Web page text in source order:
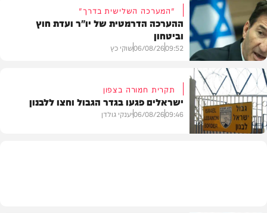
תוכן שיווקי
חדשות
"המערכה השלישית בדרך"
ההערכה הדרמטית של יו"ר ועדת חוץ
וביטחון
09:52
06/08/26שוקי כץ
תקרית חמורה בצפון
ישראלים פגעו בגדר הגבול וחצו ללבנון
09:46
06/08/26יענקי גולדן